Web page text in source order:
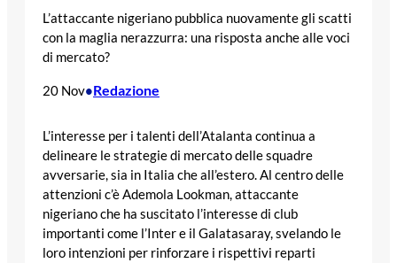
L’attaccante nigeriano pubblica nuovamente gli scatti
con la maglia nerazzurra: una risposta anche alle voci
di mercato?
20 Nov•Redazione
L’interesse per i talenti dell’Atalanta continua a
delineare le strategie di mercato delle squadre
avversarie, sia in Italia che all’estero. Al centro delle
attenzioni c’è Ademola Lookman, attaccante
nigeriano che ha suscitato l’interesse di club
importanti come l’Inter e il Galatasaray, svelando le
loro intenzioni per rinforzare i rispettivi reparti